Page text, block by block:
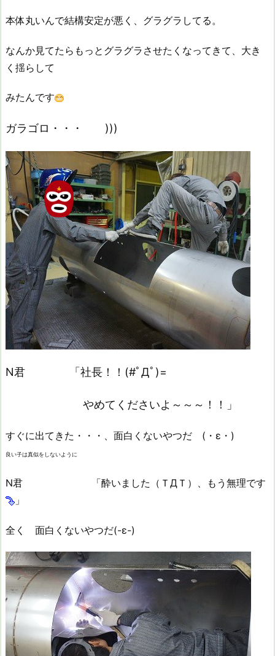
本体丸いんで結構安定が悪く、グラグラしてる。
なんか見てたらもっとグラグラさせたくなってきて、大き
く揺らして
みたんです
ガラゴロ・・・ )))
N君 「社長！！(#ﾟДﾟ)=
やめてくださいよ～～～！！」
すぐに出てきた・・・、面白くないやつだ (・ε・)
良い子は真似をしないように
N君 「酔いました（ＴДＴ）、もう無理です
」
全く 面白くないやつだ(-ε-)